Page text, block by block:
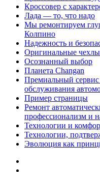
Кроссовер с
Лада — то, что надо
Мы ремонтируем
Колпино
Надежность и
Оригинальные чехлы
Осознанный выбор
Планета Changan
Премиальный сервис
обслуживания
Пример страницы
Ремонт
профессионализм и
Технологии и
Технологии,
Эволюция как